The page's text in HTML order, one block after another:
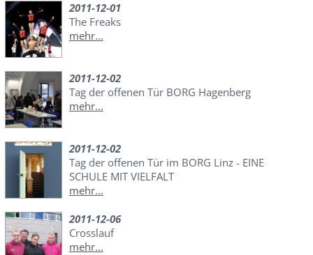
2011-12-01
The Freaks
mehr...
2011-12-02
Tag der offenen Tür BORG Hagenberg
mehr...
2011-12-02
Tag der offenen Tür im BORG Linz - EINE
SCHULE MIT VIELFALT
mehr...
2011-12-06
Crosslauf
mehr...